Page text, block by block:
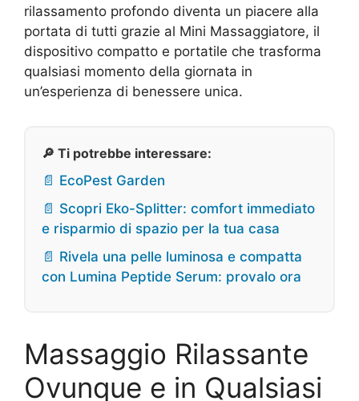
rilassamento profondo diventa un piacere alla
portata di tutti grazie al Mini Massaggiatore, il
dispositivo compatto e portatile che trasforma
qualsiasi momento della giornata in
un’esperienza di benessere unica.
🔎 Ti potrebbe interessare:
📄 EcoPest Garden
📄 Scopri Eko-Splitter: comfort immediato
e risparmio di spazio per la tua casa
📄 Rivela una pelle luminosa e compatta
con Lumina Peptide Serum: provalo ora
Massaggio Rilassante
Ovunque e in Qualsiasi